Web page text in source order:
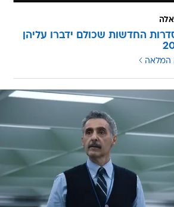
החדשות שכולם ידברו עליהן
המלאה